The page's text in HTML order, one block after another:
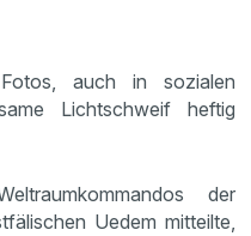
auch in sozialen
Lichtschweif heftig
der
Uedem mitteilte,